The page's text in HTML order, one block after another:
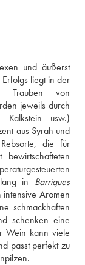
und äußerst
liegt in der
Trauben von
jeweils durch
Kalkstein usw.)
aus Syrah und
die für
in Barriques
Aromen
schmackhaften
schenken eine
Wein kann viele
passt perfekt zu